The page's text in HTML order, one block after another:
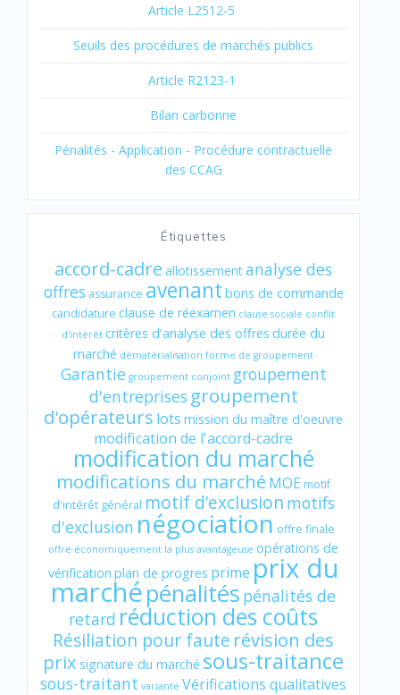
Article L2512-5
Seuils des procédures de marchés publics
Article R2123-1
Bilan carbonne
Pénalités - Application - Procédure contractuelle
des CCAG
Étiquettes
accord-cadre allotissementanalyse des
offres assurance avenant bons de commande
candidature clause de réexamen clause sociale conflit
d'intérêt critères d'analyse des offres durée du
marché dématérialisation forme de groupement
Garantie groupement conjoint groupement
d'entreprises groupement
d'opérateurs lots mission du maître d'oeuvre
modification de l'accord-cadre
modification du marché
modifications du marché MOE motif
d'intérêt général motif d’exclusion motifs
d'exclusion négociation offre finale
offre économiquement la plus avantageuse opérations de
vérification plan de progres prime prix du
marchépénalités pénalités de
retard réduction des coûts
Résiliation pour faute révision des
prix signature du marché sous-traitance
sous-traitant variante Vérifications qualitatives